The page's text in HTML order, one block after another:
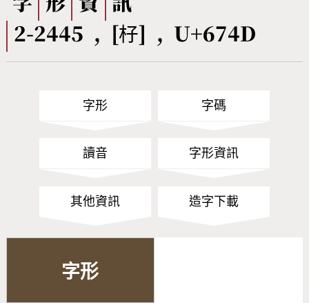
CNS查詢 Unicode查詢
字 形 資
訊
2-2445 , [杍] , U+674D
字形 字碼
讀音 字形資訊
其他資訊 造字下載
字形